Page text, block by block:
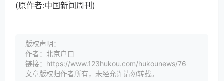
(原作者:中国新闻周刊)
版权声明：
作者：北京户口
链接：https://www.123hukou.com/hukounews/76
文章版权归作者所有，未经允许请勿转载。